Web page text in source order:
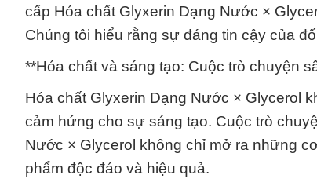
cấp Hóa chất Glyxerin Dạng Nước ×
Chúng tôi hiểu rằng sự đáng tin cậy của
**Hóa chất và sáng tạo: Cuộc trò chuyện
Hóa chất Glyxerin Dạng Nước × Glycerol
cảm hứng cho sự sáng tạo. Cuộc trò
Nước × Glycerol không chỉ mở ra những
phẩm độc đáo và hiệu quả.